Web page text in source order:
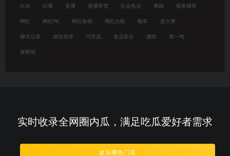
白冰 白鹿 直播 直播带货 社会热点 离婚 税务稽查
网红 网红PK 网红偷税 网红出轨 翻车 耍大牌
聊天记录 虚假宣传 闫学晶 食品安全 鹿晗 黄一鸣
黄晓明
实时收录全网圈内瓜，满足吃瓜爱好者需求
娱乐圈热门瓜